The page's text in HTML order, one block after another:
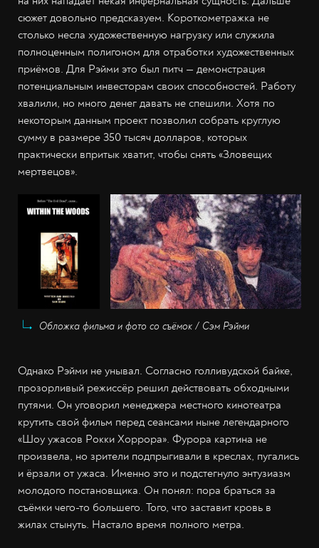
сюжет довольно предсказуем. Короткометражка не
столько несла художественную нагрузку или служила
полноценным полигоном для отработки художественных
приёмов. Для Рэйми это был питч — демонстрация
потенциальным инвесторам своих способностей. Работу
хвалили, но много денег давать не спешили. Хотя по
некоторым данным проект позволил собрать круглую
сумму в размере 350 тысяч долларов, которых
практически впритык хватит, чтобы снять «Зловещих
мертвецов».
Обложка фильма и фото со съёмок / Сэм Рэйми
Однако Рэйми не унывал. Согласно голливудской байке,
прозорливый режиссёр решил действовать обходными
путями. Он уговорил менеджера местного кинотеатра
крутить свой фильм перед сеансами ныне легендарного
«Шоу ужасов Рокки Хоррора». Фурора картина не
произвела, но зрители подпрыгивали в креслах, пугались
и ёрзали от ужаса. Именно это и подстегнуло энтузиазм
молодого постановщика. Он понял: пора браться за
съёмки чего-то большего. Того, что заставит кровь в
жилах стынуть. Настало время полного метра.